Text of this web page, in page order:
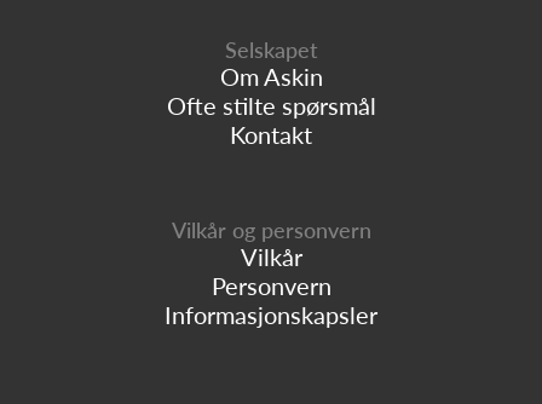
Selskapet
Om Askin
Ofte stilte spørsmål
Kontakt
Vilkår og personvern
Vilkår
Personvern
Informasjonskapsler